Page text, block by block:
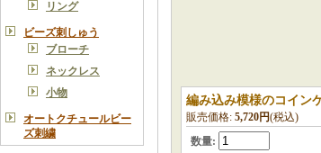
リング
ビーズ刺しゅう
ブローチ
ネックレス
小物
オートクチュールビー
ズ刺繍
編み込み模様のコイン
販売価格: 5,720円(税込)
数量: